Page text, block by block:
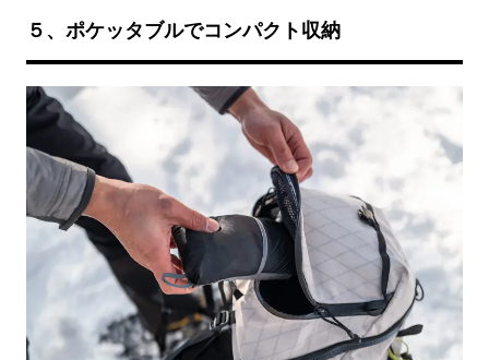
５、ポケッタブルでコンパクト収納